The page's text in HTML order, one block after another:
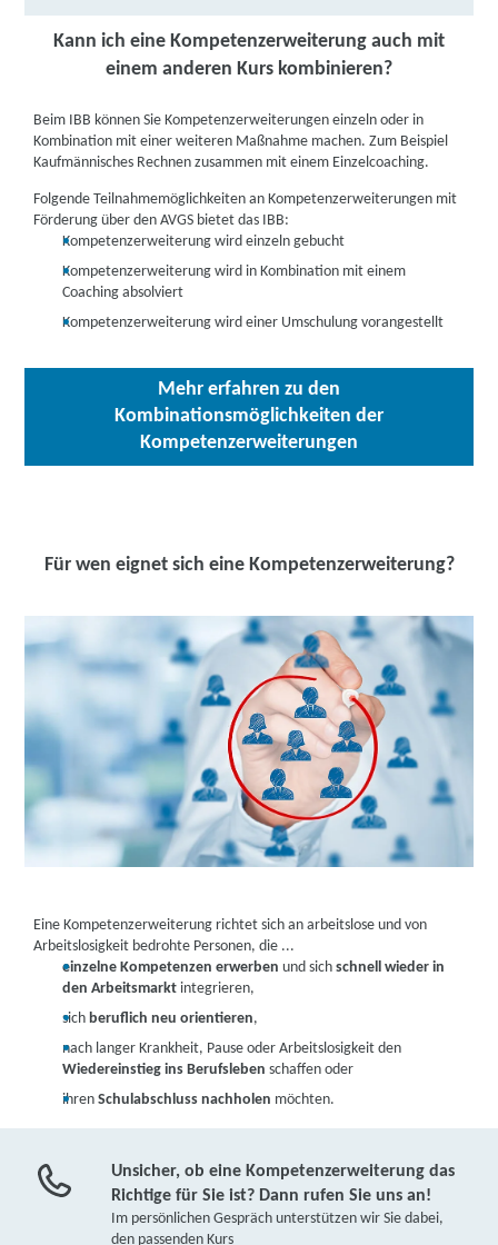
Kann ich eine Kompetenzerweiterung auch mit
einem anderen Kurs kombinieren?
Beim IBB können Sie Kompetenzerweiterungen einzeln oder in
Kombination mit einer weiteren Maßnahme machen. Zum Beispiel
Kaufmännisches Rechnen zusammen mit einem Einzelcoaching.
Folgende Teilnahmemöglichkeiten an Kompetenzerweiterungen mit
Förderung über den AVGS bietet das IBB:
Kompetenzerweiterung wird einzeln gebucht
Kompetenzerweiterung wird in Kombination mit einem
Coaching absolviert
Kompetenzerweiterung wird einer Umschulung vorangestellt
Mehr erfahren zu den
Kombinationsmöglichkeiten der
Kompetenzerweiterungen
Für wen eignet sich eine Kompetenzerweiterung?
Eine Kompetenzerweiterung richtet sich an arbeitslose und von
Arbeitslosigkeit bedrohte Personen, die ...
einzelne Kompetenzen erwerben und sichschnell wieder in
den Arbeitsmarkt integrieren,
sichberuflich neu orientieren,
nach langer Krankheit, Pause oder Arbeitslosigkeit den
Wiedereinstieg ins Berufsleben schaffen oder
ihrenSchulabschluss nachholen möchten.
Unsicher, ob eine Kompetenzerweiterung das
Richtige für Sie ist? Dann rufen Sie uns an!
Im persönlichen Gespräch unterstützen wir Sie dabei,
den passenden Kurs